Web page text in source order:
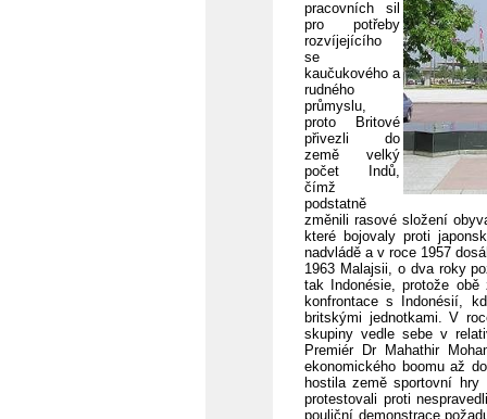
pracovních sil
pro potřeby
rozvíjejícího
se
kaučukového a
rudného
průmyslu,
proto Britové
přivezli do
země velký
počet Indů,
čímž
podstatně
změnili rasové složení
které bojovaly proti
nadvládě a v roce 1957
1963 Malajsii, o dva roky
tak Indonésie, protože
konfrontace s Indonésií,
britskými jednotkami. V
skupiny vedle sebe v
Premiér Dr Mahathir
ekonomického boomu až
hostila země sportovní
protestovali proti
pouliční demonstrace